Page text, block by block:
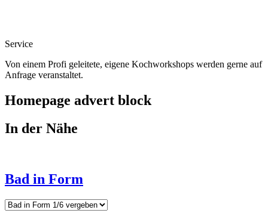
Service
Von einem Profi geleitete, eigene Kochworkshops werden gerne auf
Anfrage veranstaltet.
Homepage advert block
In der Nähe
Bad in Form